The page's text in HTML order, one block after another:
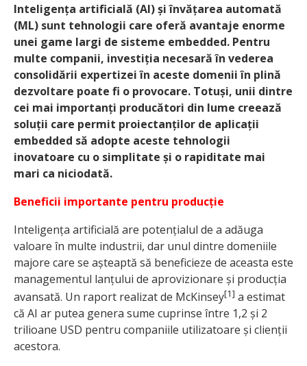
Inteligența artificială (AI) și învățarea automată
(ML) sunt tehnologii care oferă avantaje enorme
unei game largi de sisteme embedded. Pentru
multe companii, investiția necesară în vederea
consolidării expertizei în aceste domenii în plină
dezvoltare poate fi o provocare. Totuși, unii dintre
cei mai importanți producători din lume creează
soluții care permit proiectanților de aplicații
embedded să adopte aceste tehnologii
inovatoare cu o simplitate și o rapiditate mai
mari ca niciodată.
Beneficii importante pentru producție
Inteligența artificială are potențialul de a adăuga
valoare în multe industrii, dar unul dintre domeniile
majore care se așteaptă să beneficieze de aceasta este
managementul lanțului de aprovizionare și producția
avansată. Un raport realizat de McKinsey[1] a estimat
că AI ar putea genera sume cuprinse între 1,2 și 2
trilioane USD pentru companiile utilizatoare și clienții
acestora.